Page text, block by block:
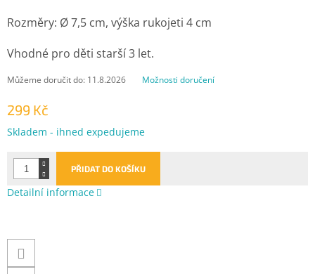
299 Kč
Měrná
Skladem - ihned expedujeme
Můžeme doručit do: 11.8.2026 Možnosti doručení
PŘIDAT DO KOŠÍKU
Rozměry: Ø 7,5 cm, výška rukojeti 4 cm
Vhodné pro děti starší 3 let.
Detailní informace